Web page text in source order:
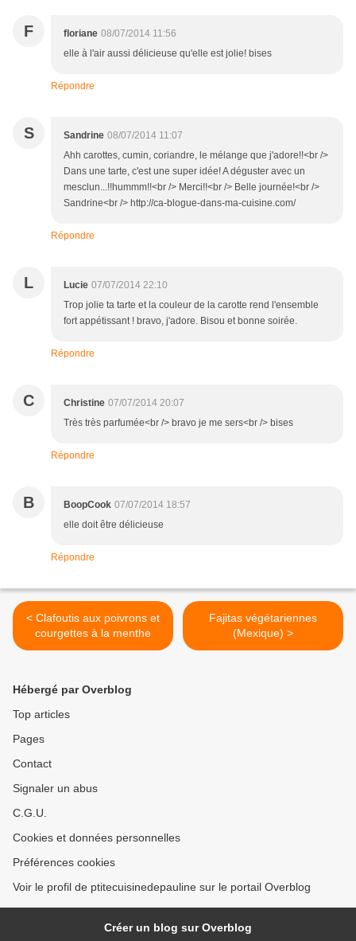
F floriane 08/07/2014 11:56
elle à l'air aussi délicieuse qu'elle est jolie! bises
Répondre
S Sandrine 08/07/2014 11:07
Ahh carottes, cumin, coriandre, le mélange que j'adore!!<br />
Dans une tarte, c'est une super idée! A déguster avec un
mesclun...!!hummm!!<br /> Merci!!<br /> Belle journée!<br />
Sandrine<br /> http://ca-blogue-dans-ma-cuisine.com/
Répondre
L Lucie 07/07/2014 22:10
Trop jolie ta tarte et la couleur de la carotte rend l'ensemble
fort appétissant ! bravo, j'adore. Bisou et bonne soirée.
Répondre
C Christine 07/07/2014 20:07
Très très parfumée<br /> bravo je me sers<br /> bises
Répondre
B BoopCook 07/07/2014 18:57
elle doit être délicieuse
Répondre
< Clafoutis aux poivrons et
courgettes à la menthe
Fajitas végétariennes
(Mexique) >
Hébergé par Overblog
Top articles
Pages
Contact
Signaler un abus
C.G.U.
Cookies et données personnelles
Préférences cookies
Voir le profil de ptitecuisinedepauline sur le portail Overblog
Créer un blog sur Overblog